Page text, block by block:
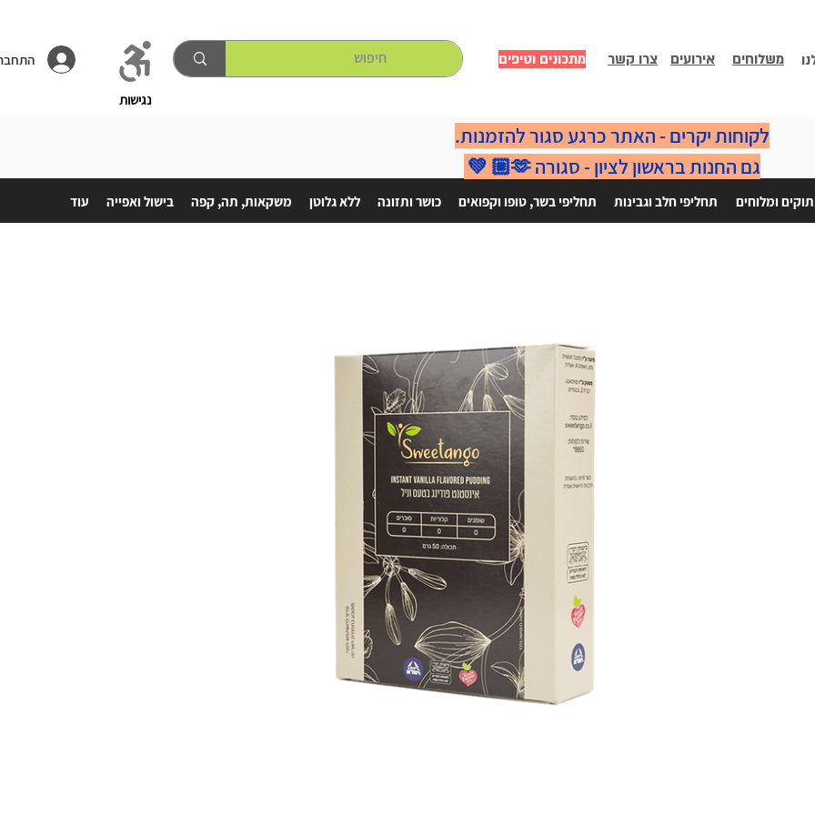
מתכונים וטיפים צרו קשר אירועים משלוחים
נגישות
ומלוחים תחליפי חלב וגבינות תחליפי בשר, טופו וקפואים כושר ותזונה ללא גלוטן משקאות, תה, קפה בישול ואפייה עוד
לקוחות יקרים - האתר כרגע סגור להזמנות.
גם החנות בראשון לציון - סגורה 🫶🏼 💚